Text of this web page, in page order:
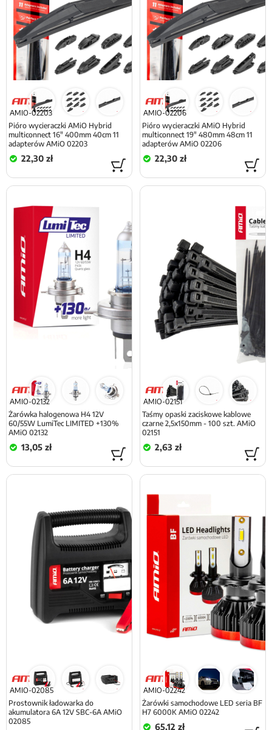
AMIO-02203
Pióro wycieraczki AMiO Hybrid
multiconnect 16" 400mm 40cm 11
adapterów AMiO 02203
22,30 zł
AMIO-02206
Pióro wycieraczki AMiO Hybrid
multiconnect 19" 480mm 48cm 11
adapterów AMiO 02206
22,30 zł
AMIO-02132
Żarówka halogenowa H4 12V
60/55W LumiTec LIMITED +130%
AMiO 02132
13,05 zł
AMIO-02151
Taśmy opaski zaciskowe kablowe
czarne 2,5x150mm - 100 szt. AMiO
02151
2,63 zł
AMIO-02085
Prostownik ładowarka do
akumulatora 6A 12V SBC-6A AMiO
02085
AMIO-02242
Żarówki samochodowe LED seria BF
H7 6000K AMiO 02242
65,12 zł